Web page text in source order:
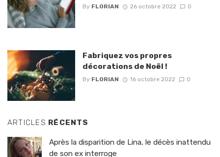
By FLORIAN 26 octobre 2022 0
Fabriquez vos propres
décorations de Noël !
By FLORIAN 16 octobre 2022 0
ARTICLES RÉCENTS
Après la disparition de Lina, le décès inattendu
de son ex interroge